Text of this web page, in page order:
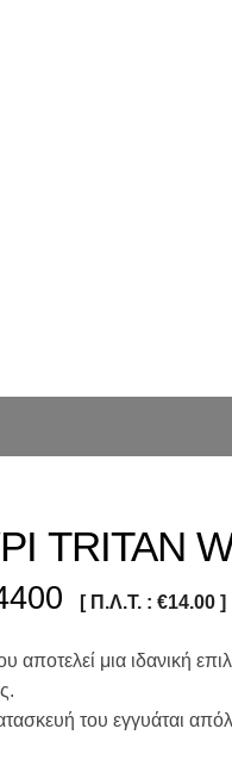
TRITAN
[ Π.Λ.Τ. : €14.00 ]
μια ιδανική
του εγγυάται